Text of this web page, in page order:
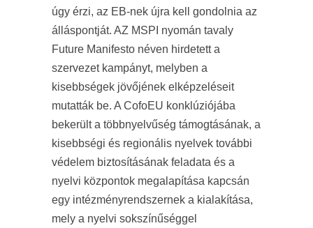
úgy érzi, az EB-nek újra kell gondolnia az
álláspontját. AZ MSPI nyomán tavaly
Future Manifesto néven hirdetett a
szervezet kampányt, melyben a
kisebbségek jövőjének elképzeléseit
mutatták be. A CofoEU konklúziójába
bekerült a többnyelvűség támogtásának, a
kisebbségi és regionális nyelvek további
védelem biztosításának feladata és a
nyelvi központok megalapítása kapcsán
egy intézményrendszernek a kialakítása,
mely a nyelvi sokszínűséggel